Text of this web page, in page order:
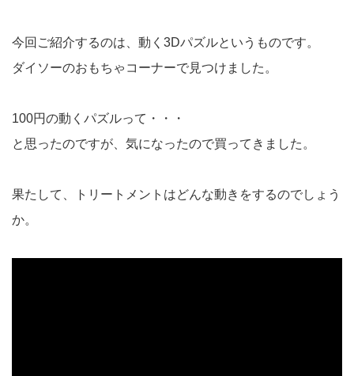
今回ご紹介するのは、動く3Dパズルというものです。
ダイソーのおもちゃコーナーで見つけました。
100円の動くパズルって・・・
と思ったのですが、気になったので買ってきました。
果たして、トリートメントはどんな動きをするのでしょう
か。